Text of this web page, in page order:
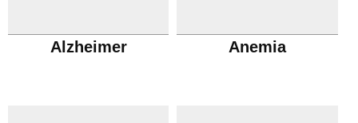
Alzheimer Anemia